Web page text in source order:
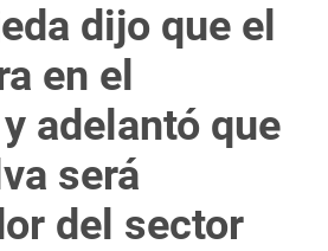
dijo que el
en el
adelantó que
será
del sector